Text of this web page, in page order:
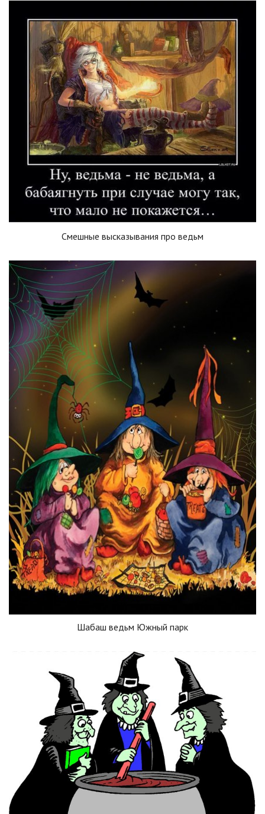
Смешные высказывания про ведьм
Шабаш ведьм Южный парк